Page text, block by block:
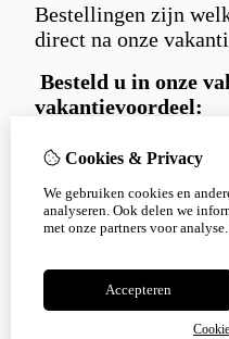
Cookies & Privacy
We gebruiken cookies en
analyseren. Ook delen we
met onze partners voor analyse.
Accepteren
Bestellingen zijn
direct na onze
Besteld u in onze
vakantievoordeel:
Gratis
bij iedere
en 5% korting
Korting5%
Bedankt voor je